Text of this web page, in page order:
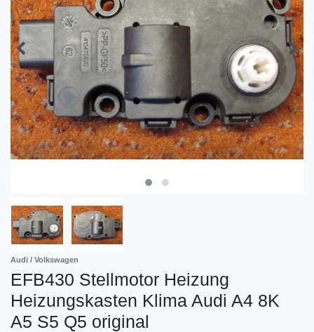
Audi / Volkswagen
EFB430 Stellmotor Heizung
Heizungskasten Klima Audi A4 8K
A5 S5 Q5 original